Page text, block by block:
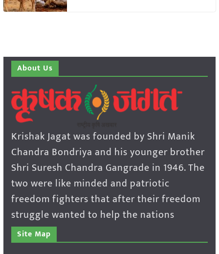
About Us
Krishak Jagat was founded by Shri Manik
Chandra Bondriya and his younger brother
Shri Suresh Chandra Gangrade in 1946. The
two were like minded and patriotic
freedom fighters that after their freedom
struggle wanted to help the nations
Site Map